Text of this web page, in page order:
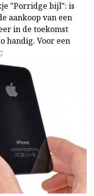
"Porridge bijl": is
aankoop van een
in de toekomst
handig. Voor een